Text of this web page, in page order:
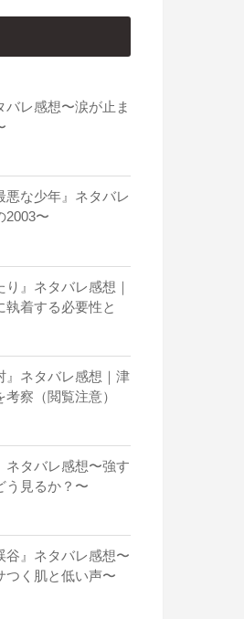
バレ感想〜涙が止ま
悪な少年』ネタバレ
2003〜
』ネタバレ感想｜
執着する必要性と
』ネタバレ感想｜津
察（閲覧注意）
ネタバレ感想〜強す
う見るか？〜
谷』ネタバレ感想〜
つく肌と低い声〜